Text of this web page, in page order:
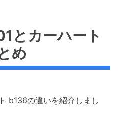
とカーハート
め
b136の違いを紹介しまし